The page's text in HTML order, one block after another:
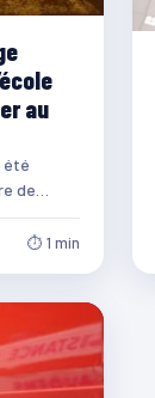
au
été
de
effet, de
⏱ 1 min